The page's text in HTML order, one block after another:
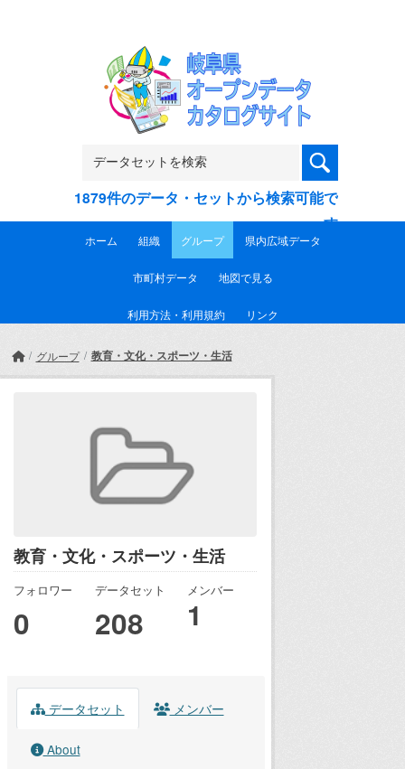
1879件のデータ・セットから検索可能で
す
ホーム 組織 グループ 県内広域データ
市町村データ 地図で見る
利用方法・利用規約 リンク
グループ 教育・文化・スポーツ・生活
教育・文化・スポーツ・生活
フォロワー
0
データセット
208
メンバー
1
データセット メンバー
About